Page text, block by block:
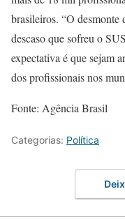
brasileiros. “O desmonte
descaso que sofreu o
expectativa é que sejam
dos profissionais nos
Fonte: Agência Brasil
Categorias: Política